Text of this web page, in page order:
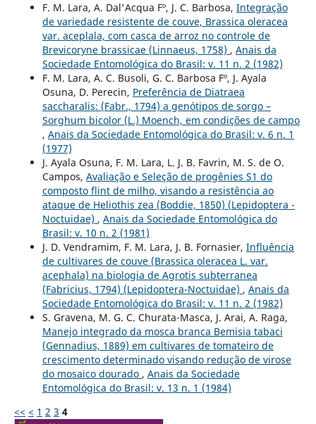
F. M. Lara, A. Dal'Acqua Fº, J. C. Barbosa, Integração
de variedade resistente de couve, Brassica oleracea
var. aceplala, com casca de arroz no controle de
Brevicoryne brassicae (Linnaeus, 1758) , Anais da
Sociedade Entomológica do Brasil: v. 11 n. 2 (1982)
F. M. Lara, A. C. Busoli, G. C. Barbosa Fº, J. Ayala
Osuna, D. Perecin, Preferência de Diatraea
saccharalis: (Fabr., 1794) a genótipos de sorgo –
Sorghum bicolor (L.) Moench, em condições de campo
, Anais da Sociedade Entomológica do Brasil: v. 6 n. 1
(1977)
J. Ayala Osuna, F. M. Lara, L. J. B. Favrin, M. S. de O.
Campos, Avaliação e Seleção de progênies S1 do
composto flint de milho, visando a resistência ao
ataque de Heliothis zea (Boddie, 1850) (Lepidoptera -
Noctuidae) , Anais da Sociedade Entomológica do
Brasil: v. 10 n. 2 (1981)
J. D. Vendramim, F. M. Lara, J. B. Fornasier, Influência
de cultivares de couve (Brassica oleracea L. var.
acephala) na biologia de Agrotis subterranea
(Fabricius, 1794) (Lepidoptera-Noctuidae) , Anais da
Sociedade Entomológica do Brasil: v. 11 n. 2 (1982)
S. Gravena, M. G. C. Churata-Masca, J. Arai, A. Raga,
Manejo integrado da mosca branca Bemisia tabaci
(Gennadius, 1889) em cultivares de tomateiro de
crescimento determinado visando redução de virose
do mosaico dourado , Anais da Sociedade
Entomológica do Brasil: v. 13 n. 1 (1984)
<< < 1 2 3 4